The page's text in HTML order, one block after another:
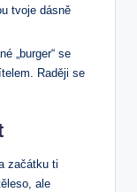
tvoje dásně
„burger“ se
Raději se
začátku ti
ale